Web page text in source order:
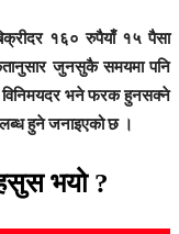
१६० रुपैयाँ १५ पैसा
जुनसुकै समयमा पनि
विनिमयदर भने फरक हुनसक्ने
हुने जनाइएको छ ।
भयो ?